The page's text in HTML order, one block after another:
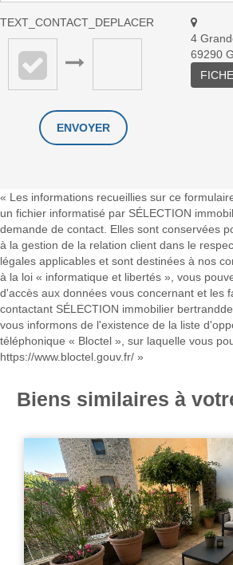
TEXT_CONTACT_DEPLACER
4
69290
« Les informations recueillies sur ce
un fichier informatisé par SÉLECTION
demande de contact. Elles sont conservées
à la gestion de la relation client dans le
légales applicables et sont destinées à nos
à la loi « informatique et libertés », vous
d'accès aux données vous concernant et les
contactant SÉLECTION immobilier
vous informons de l'existence de la liste
téléphonique « Bloctel », sur laquelle vous
https://www.bloctel.gouv.fr/ »
Biens similaires à